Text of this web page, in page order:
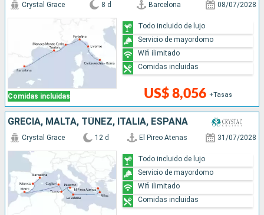
Comidas incluidas
Crystal Grace 8 d Barcelona 08/07/2028
US$ 8,056 +Tasas
Todo incluido de lujo
Servicio de mayordomo
Wifi ilimitado
Comidas incluidas
GRECIA, MALTA, TÚNEZ, ITALIA, ESPAÑA
Crystal Grace 12 d El Pireo Atenas 31/07/2028
Todo incluido de lujo
Servicio de mayordomo
Wifi ilimitado
Comidas incluidas